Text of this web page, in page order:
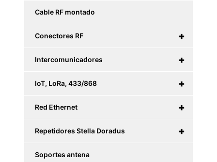
Cable RF montado
+
Conectores RF
+
Intercomunicadores
+
IoT, LoRa, 433/868
+
Red Ethernet
+
Repetidores Stella Doradus
Soportes antena